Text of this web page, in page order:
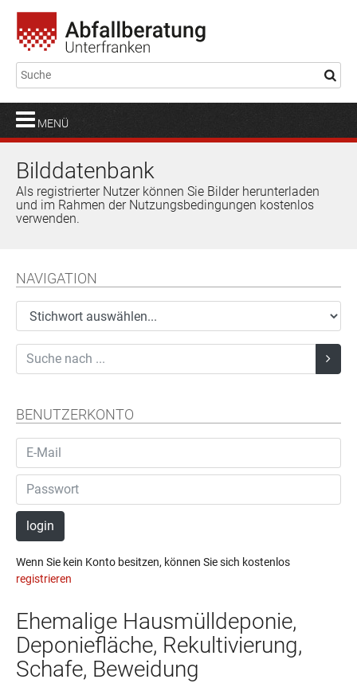
MENÜ
Bilddatenbank
Als registrierter Nutzer können Sie Bilder herunterladen
und im Rahmen der Nutzungsbedingungen kostenlos
verwenden.
NAVIGATION
BENUTZERKONTO
login
Wenn Sie kein Konto besitzen, können Sie sich kostenlos
registrieren
Ehemalige Hausmülldeponie,
Deponiefläche, Rekultivierung,
Schafe, Beweidung